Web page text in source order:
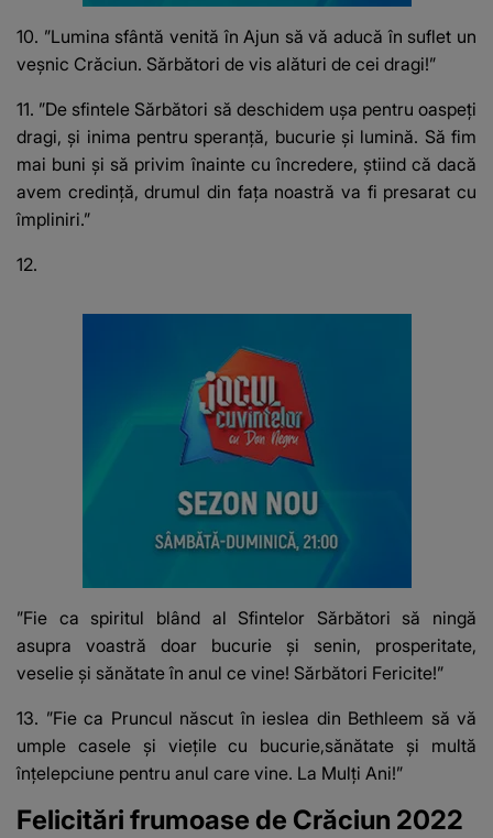
10. ”Lumina sfântă venită în Ajun să vă aducă în suflet un
veşnic Crăciun. Sărbători de vis alături de cei dragi!”
11. ”De sfintele Sărbători să deschidem uşa pentru oaspeţi
dragi, şi inima pentru speranţă, bucurie şi lumină. Să fim
mai buni şi să privim înainte cu încredere, ştiind că dacă
avem credinţă, drumul din faţa noastră va fi presarat cu
împliniri.”
12.
”Fie ca spiritul blând al Sfintelor Sărbători să ningă
asupra voastră doar bucurie şi senin, prosperitate,
veselie şi sănătate în anul ce vine! Sărbători Fericite!”
13. ”Fie ca Pruncul născut în ieslea din Bethleem să vă
umple casele şi vieţile cu bucurie,sănătate şi multă
înţelepciune pentru anul care vine. La Mulți Ani!”
Felicitări frumoase de Crăciun 2022